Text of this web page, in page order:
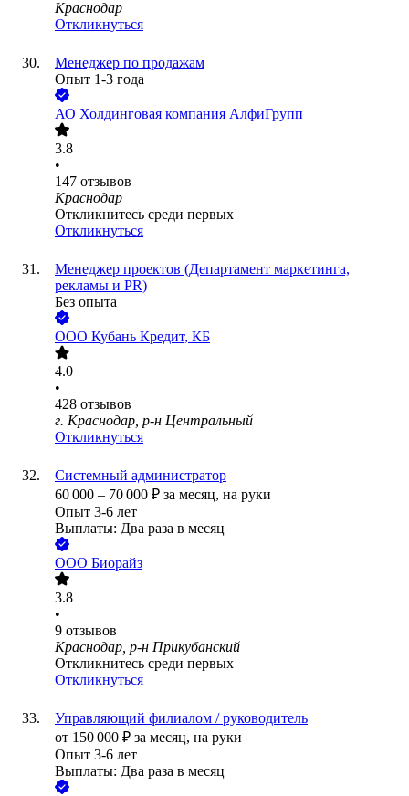
Краснодар
Откликнуться
Менеджер по продажам
Опыт 1-3 года
АО Холдинговая компания АлфиГрупп
3.8
•
147 отзывов
Краснодар
Откликнитесь среди первых
Откликнуться
Менеджер проектов (Департамент маркетинга,
рекламы и PR)
Без опыта
ООО Кубань Кредит, КБ
4.0
•
428 отзывов
г. Краснодар, р-н Центральный
Откликнуться
Системный администратор
60 000 – 70 000 ₽ за месяц, на руки
Опыт 3-6 лет
Выплаты: Два раза в месяц
ООО Биорайз
3.8
•
9 отзывов
Краснодар, р-н Прикубанский
Откликнитесь среди первых
Откликнуться
Управляющий филиалом / руководитель
от 150 000 ₽ за месяц, на руки
Опыт 3-6 лет
Выплаты: Два раза в месяц